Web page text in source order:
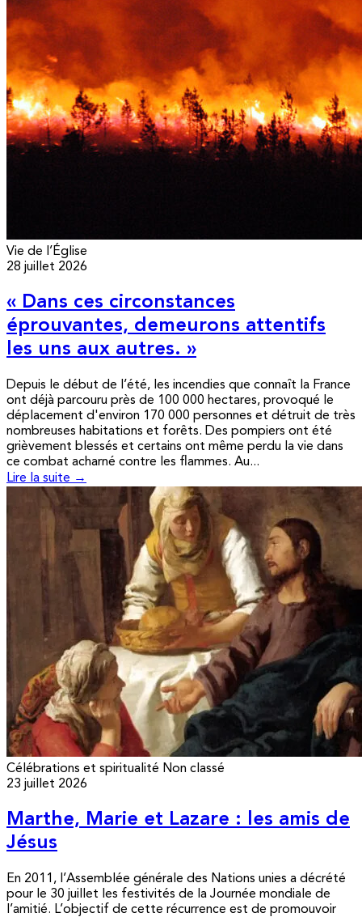
Vie de l’Église
28 juillet 2026
« Dans ces circonstances
éprouvantes, demeurons attentifs
les uns aux autres. »
Depuis le début de l’été, les incendies que connaît la France
ont déjà parcouru près de 100 000 hectares, provoqué le
déplacement d'environ 170 000 personnes et détruit de très
nombreuses habitations et forêts. Des pompiers ont été
grièvement blessés et certains ont même perdu la vie dans
ce combat acharné contre les flammes. Au...
Lire la suite →
Célébrations et spiritualité Non classé
23 juillet 2026
Marthe, Marie et Lazare : les amis de
Jésus
En 2011, l’Assemblée générale des Nations unies a décrété
pour le 30 juillet les festivités de la Journée mondiale de
l’amitié. L’objectif de cette récurrence est de promouvoir